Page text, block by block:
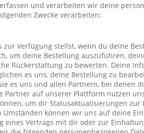
und verarbeiten wir deine
Zwecke verarbeiten:
Verfügung stellst, wenn du deine
um deine Bestellung auszuführen,
Rückerstattung zu bewerten. Deine
es uns, deine Bestellung zu
es uns und allen Partnern, bei denen
Partner auf unserer Plattform nutzen
um dir Statusaktualisierungen zur
können wir uns auf deine
Vertrags mit dir oder zur